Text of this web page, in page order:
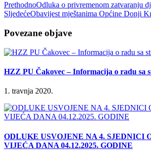
PrethodnoOdluka o privremenom zatvaranju
SljedećeObavijest mještanima Općine Donji
Povezane objave
HZZ PU Čakovec – Informacija o radu sa
1. travnja 2020.
ODLUKE USVOJENE NA 4. SJEDNICI
VIJEĆA DANA 04.12.2025. GODINE